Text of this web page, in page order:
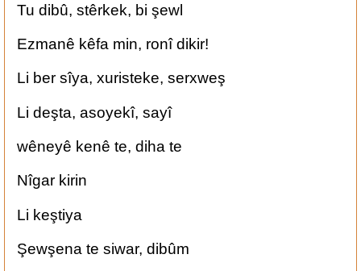
‏Tu dibû, stêrkek, bi şewl
‏Ezmanê kêfa min, ronî dikir!
‏Li ber sîya, xuristeke, serxweş
‏Li deşta, asoyekî, sayî
‏wêneyê kenê te, diha te
‏Nîgar kirin
‏Li keştiya
‏Şewşena te siwar, dibûm